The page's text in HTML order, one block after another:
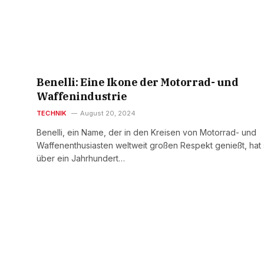
Benelli: Eine Ikone der Motorrad- und
Waffenindustrie
TECHNIK August 20, 2024
Benelli, ein Name, der in den Kreisen von Motorrad- und
Waffenenthusiasten weltweit großen Respekt genießt, hat
über ein Jahrhundert…